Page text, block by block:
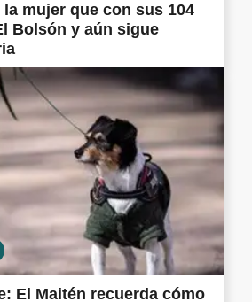
mujer que con sus 104
Bolsón y aún sigue
El Maitén recuerda cómo